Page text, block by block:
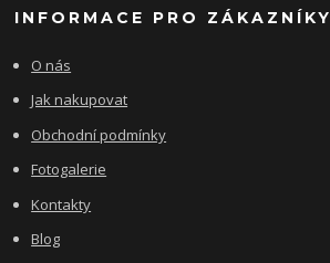
INFORMACE PRO ZÁKAZNÍKY
O nás
Jak nakupovat
Obchodní podmínky
Fotogalerie
Kontakty
Blog